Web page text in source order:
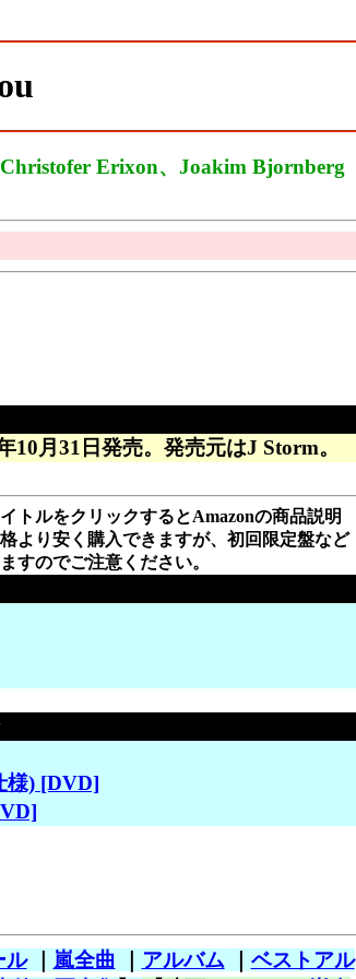
Erixon、Joakim Bjornberg
10月31日発売。発売元はJ Storm。
トルをクリックするとAmazonの商品説明
より安く購入できますが、初回限定盤など
すのでご注意ください。
様) [DVD]
ル｜ 嵐全曲 アルバム｜ ベストアル